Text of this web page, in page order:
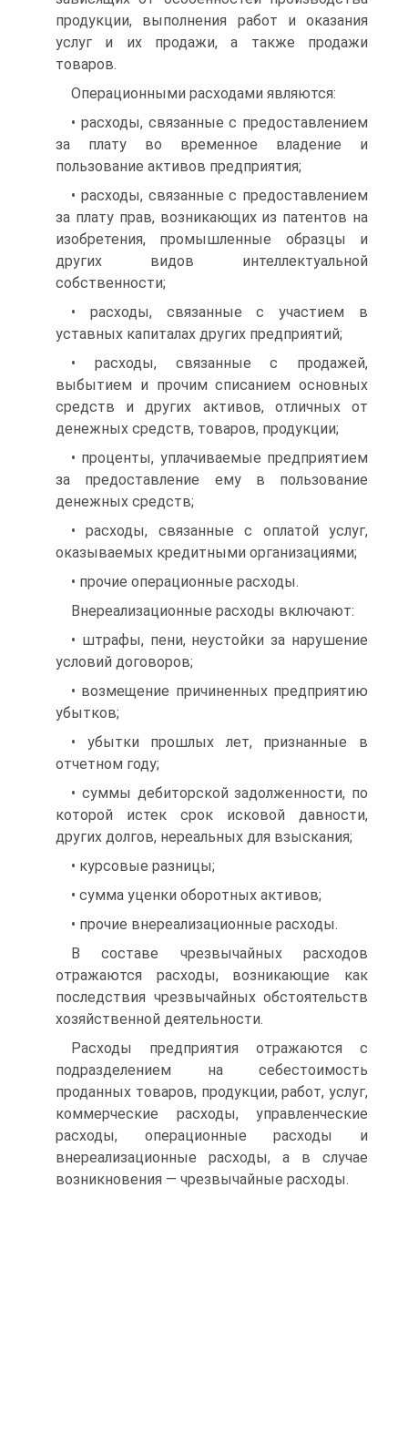
продукции, выпол­нения работ и оказания
услуг и их продажи, а также продажи
товаров.
Операционными расходами являются:
• расходы, связанные с предоставлением
за плату во времен­ное владение и
пользование активов предприятия;
• расходы, связанные с предоставлением
за плату прав, воз­никающих из патентов на
изобретения, промышленные образцы и
других видов интеллектуальной
собственности;
• расходы, связанные с участием в
уставных капиталах других предприятий;
• расходы, связанные с продажей,
выбытием и прочим списа­нием основных
средств и других активов, отличных от
денежных средств, товаров, продукции;
• проценты, уплачиваемые предприятием
за предоставление ему в пользование
денежных средств;
• расходы, связанные с оплатой услуг,
оказываемых кредит­ными организациями;
• прочие операционные расходы.
Внереализационные расходы включают:
• штрафы, пени, неустойки за нарушение
условий договоров;
• возмещение причиненных предприятию
убытков;
• убытки прошлых лет, признанные в
отчетном году;
• суммы дебиторской задолженности, по
которой истек срок исковой давности,
других долгов, нереальных для взыскания;
• курсовые разницы;
• сумма уценки оборотных активов;
• прочие внереализационные расходы.
В составе чрезвычайных расходов
отражаются расходы, возникаю­щие как
последствия чрезвычайных обстоятельств
хозяйственной дея­тельности.
Расходы предприятия отражаются с
подразделением на себе­стоимость
проданных товаров, продукции, работ, услуг,
коммерче­ские расходы, управленческие
расходы, операционные расходы и
внереализационные расходы, а в случае
возникновения — чрезвы­чайные расходы.